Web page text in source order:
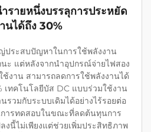
รายหนึ่งบรรลุการประหยัด
นได้ถึง 30%
ประสบปัญหาในการใช้พลังงาน
ะ แต่หลังจากนำอุปกรณ์จ่ายไฟสอง
ช้งาน สามารถลดการใช้พลังงานได้
เทคโนโลยีบัส DC แบบร่วมใช้งาน
รวมกับระบบเดิมได้อย่างไร้รอยต่อ
ารทดสอบในขณะที่ลดต้นทุนการ
งนี้ไม่เพียงแต่ช่วยเพิ่มประสิทธิภาพ